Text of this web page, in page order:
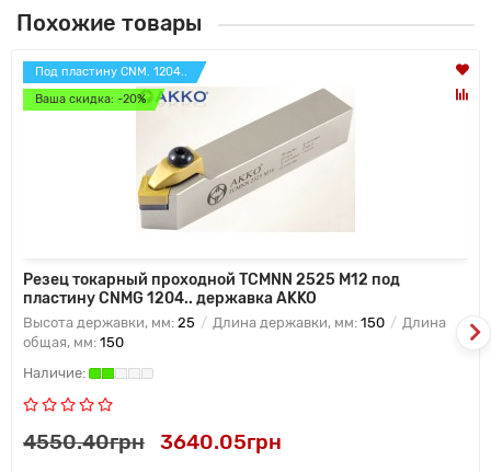
Похожие товары
Под пластину CNM. 1204..
Ваша скидка: -20%
Резец токарный проходной TCMNN 2525 M12 под
пластину CNMG 1204.. державка AKKO
Высота державки, мм: 25 Длина державки, мм: 150
Длина
общая, мм: 150
4550.40грн 3640.05грн